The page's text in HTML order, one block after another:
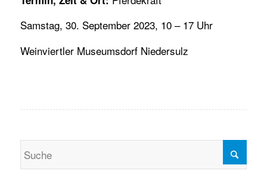
Samstag, 30. September 2023, 10 – 17 Uhr
Weinviertler Museumsdorf Niedersulz